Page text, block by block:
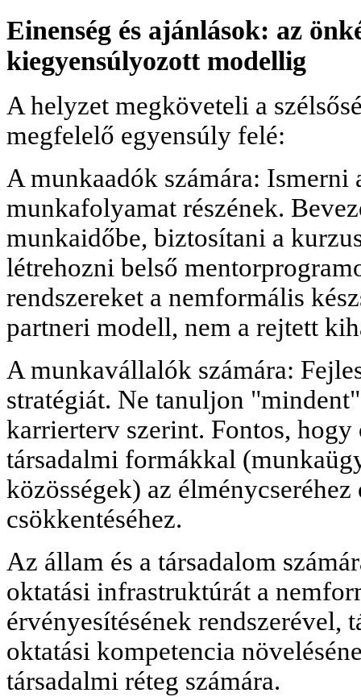
Einenség és ajánlások: az
kiegyensúlyozott modellig
A helyzet megköveteli a
megfelelő egyensúly felé:
A munkaadók számára: Ismerni
munkafolyamat részének.
munkaidőbe, biztosítani a
létrehozni belső
rendszereket a nemformális
partneri modell, nem a rejtett
A munkavállalók számára:
stratégiát. Ne tanuljon
karrierterv szerint. Fontos,
társadalmi formákkal
közösségek) az
csökkentéséhez.
Az állam és a társadalom
oktatási infrastruktúrát a
érvényesítésének rendszerével,
oktatási kompetencia
társadalmi réteg számára.